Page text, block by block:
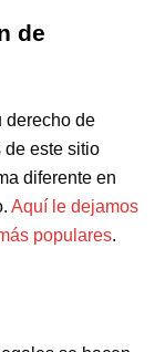
de
derecho de
este sitio
diferente en
Aquí le dejamos
populares.